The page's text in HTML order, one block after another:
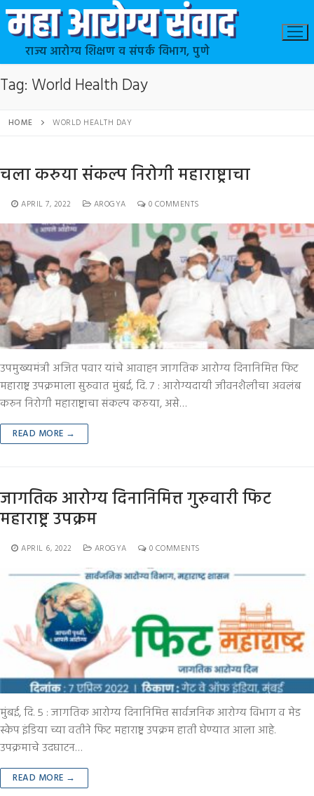
राज्य आरोग्य शिक्षण व संपर्क विभाग, पुणे
Tag: World Health Day
HOME WORLD HEALTH DAY
चला करुया संकल्प निरोगी महाराष्ट्राचा
APRIL 7, 2022 AROGYA 0 COMMENTS
उपमुख्यमंत्री अजित पवार यांचे आवाहन जागतिक आरोग्य दिनानिमित्त फिट
महाराष्ट्र उपक्रमाला सुरुवात मुंबई, दि. ७ : आरोग्यदायी जीवनशैलीचा अवलंब
करुन निरोगी महाराष्ट्राचा संकल्प करुया, असे…
READ MORE →
जागतिक आरोग्य दिनानिमित्त गुरुवारी फिट
महाराष्ट्र उपक्रम
APRIL 6, 2022 AROGYA 0 COMMENTS
मुंबई, दि. ५ : जागतिक आरोग्य दिनानिमित्त सार्वजनिक आरोग्य विभाग व मेड
स्केप इंडिया च्या वतीने फिट महाराष्ट्र उपक्रम हाती घेण्यात आला आहे.
उपक्रमाचे उदघाटन…
READ MORE →